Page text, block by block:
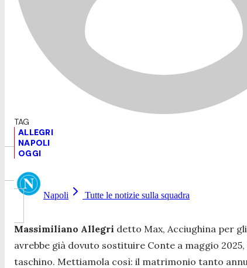
ALLEGRI
NAPOLI
OGGI
Napoli Tutte le notizie sulla squadra
Massimiliano Allegri detto Max, Acciughina per
avrebbe già dovuto sostituire Conte a maggio
taschino. Mettiamola così: il matrimonio tanto